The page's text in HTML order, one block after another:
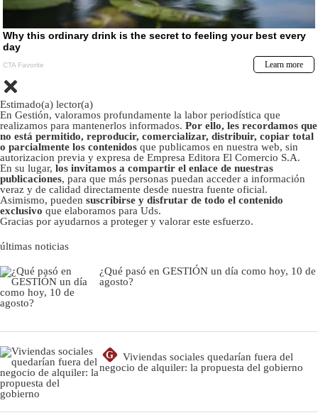
Estimado(a) lector(a)
En Gestión, valoramos profundamente la labor periodística que
realizamos para mantenerlos informados. Por ello, les recordamos que
no está permitido, reproducir, comercializar, distribuir, copiar total
o parcialmente los contenidos que publicamos en nuestra web, sin
autorizacion previa y expresa de Empresa Editora El Comercio S.A.
En su lugar, los invitamos a compartir el enlace de nuestras
publicaciones, para que más personas puedan acceder a información
veraz y de calidad directamente desde nuestra fuente oficial.
Asimismo, pueden suscribirse y disfrutar de todo el contenido
exclusivo que elaboramos para Uds.
Gracias por ayudarnos a proteger y valorar este esfuerzo.
últimas noticias
¿Qué pasó en GESTIÓN un día como hoy, 10 de
agosto?
G
Viviendas sociales quedarían fuera del
negocio de alquiler: la propuesta del gobierno